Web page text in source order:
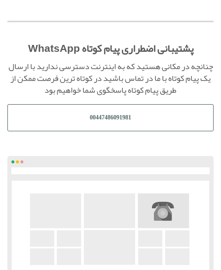
پشتیبانی اضطراری پیام کوتاه WhatsApp
چنانچه در مکانی هستید که به اینترنت دسترسی ندارید با ارسال
یک پیام کوتاه با ما در تماس باشید در کوتاه ترین فرصت ممکن از
طریق پیام کوتاه پاسخگوی شما خواهیم بود
00447486091981